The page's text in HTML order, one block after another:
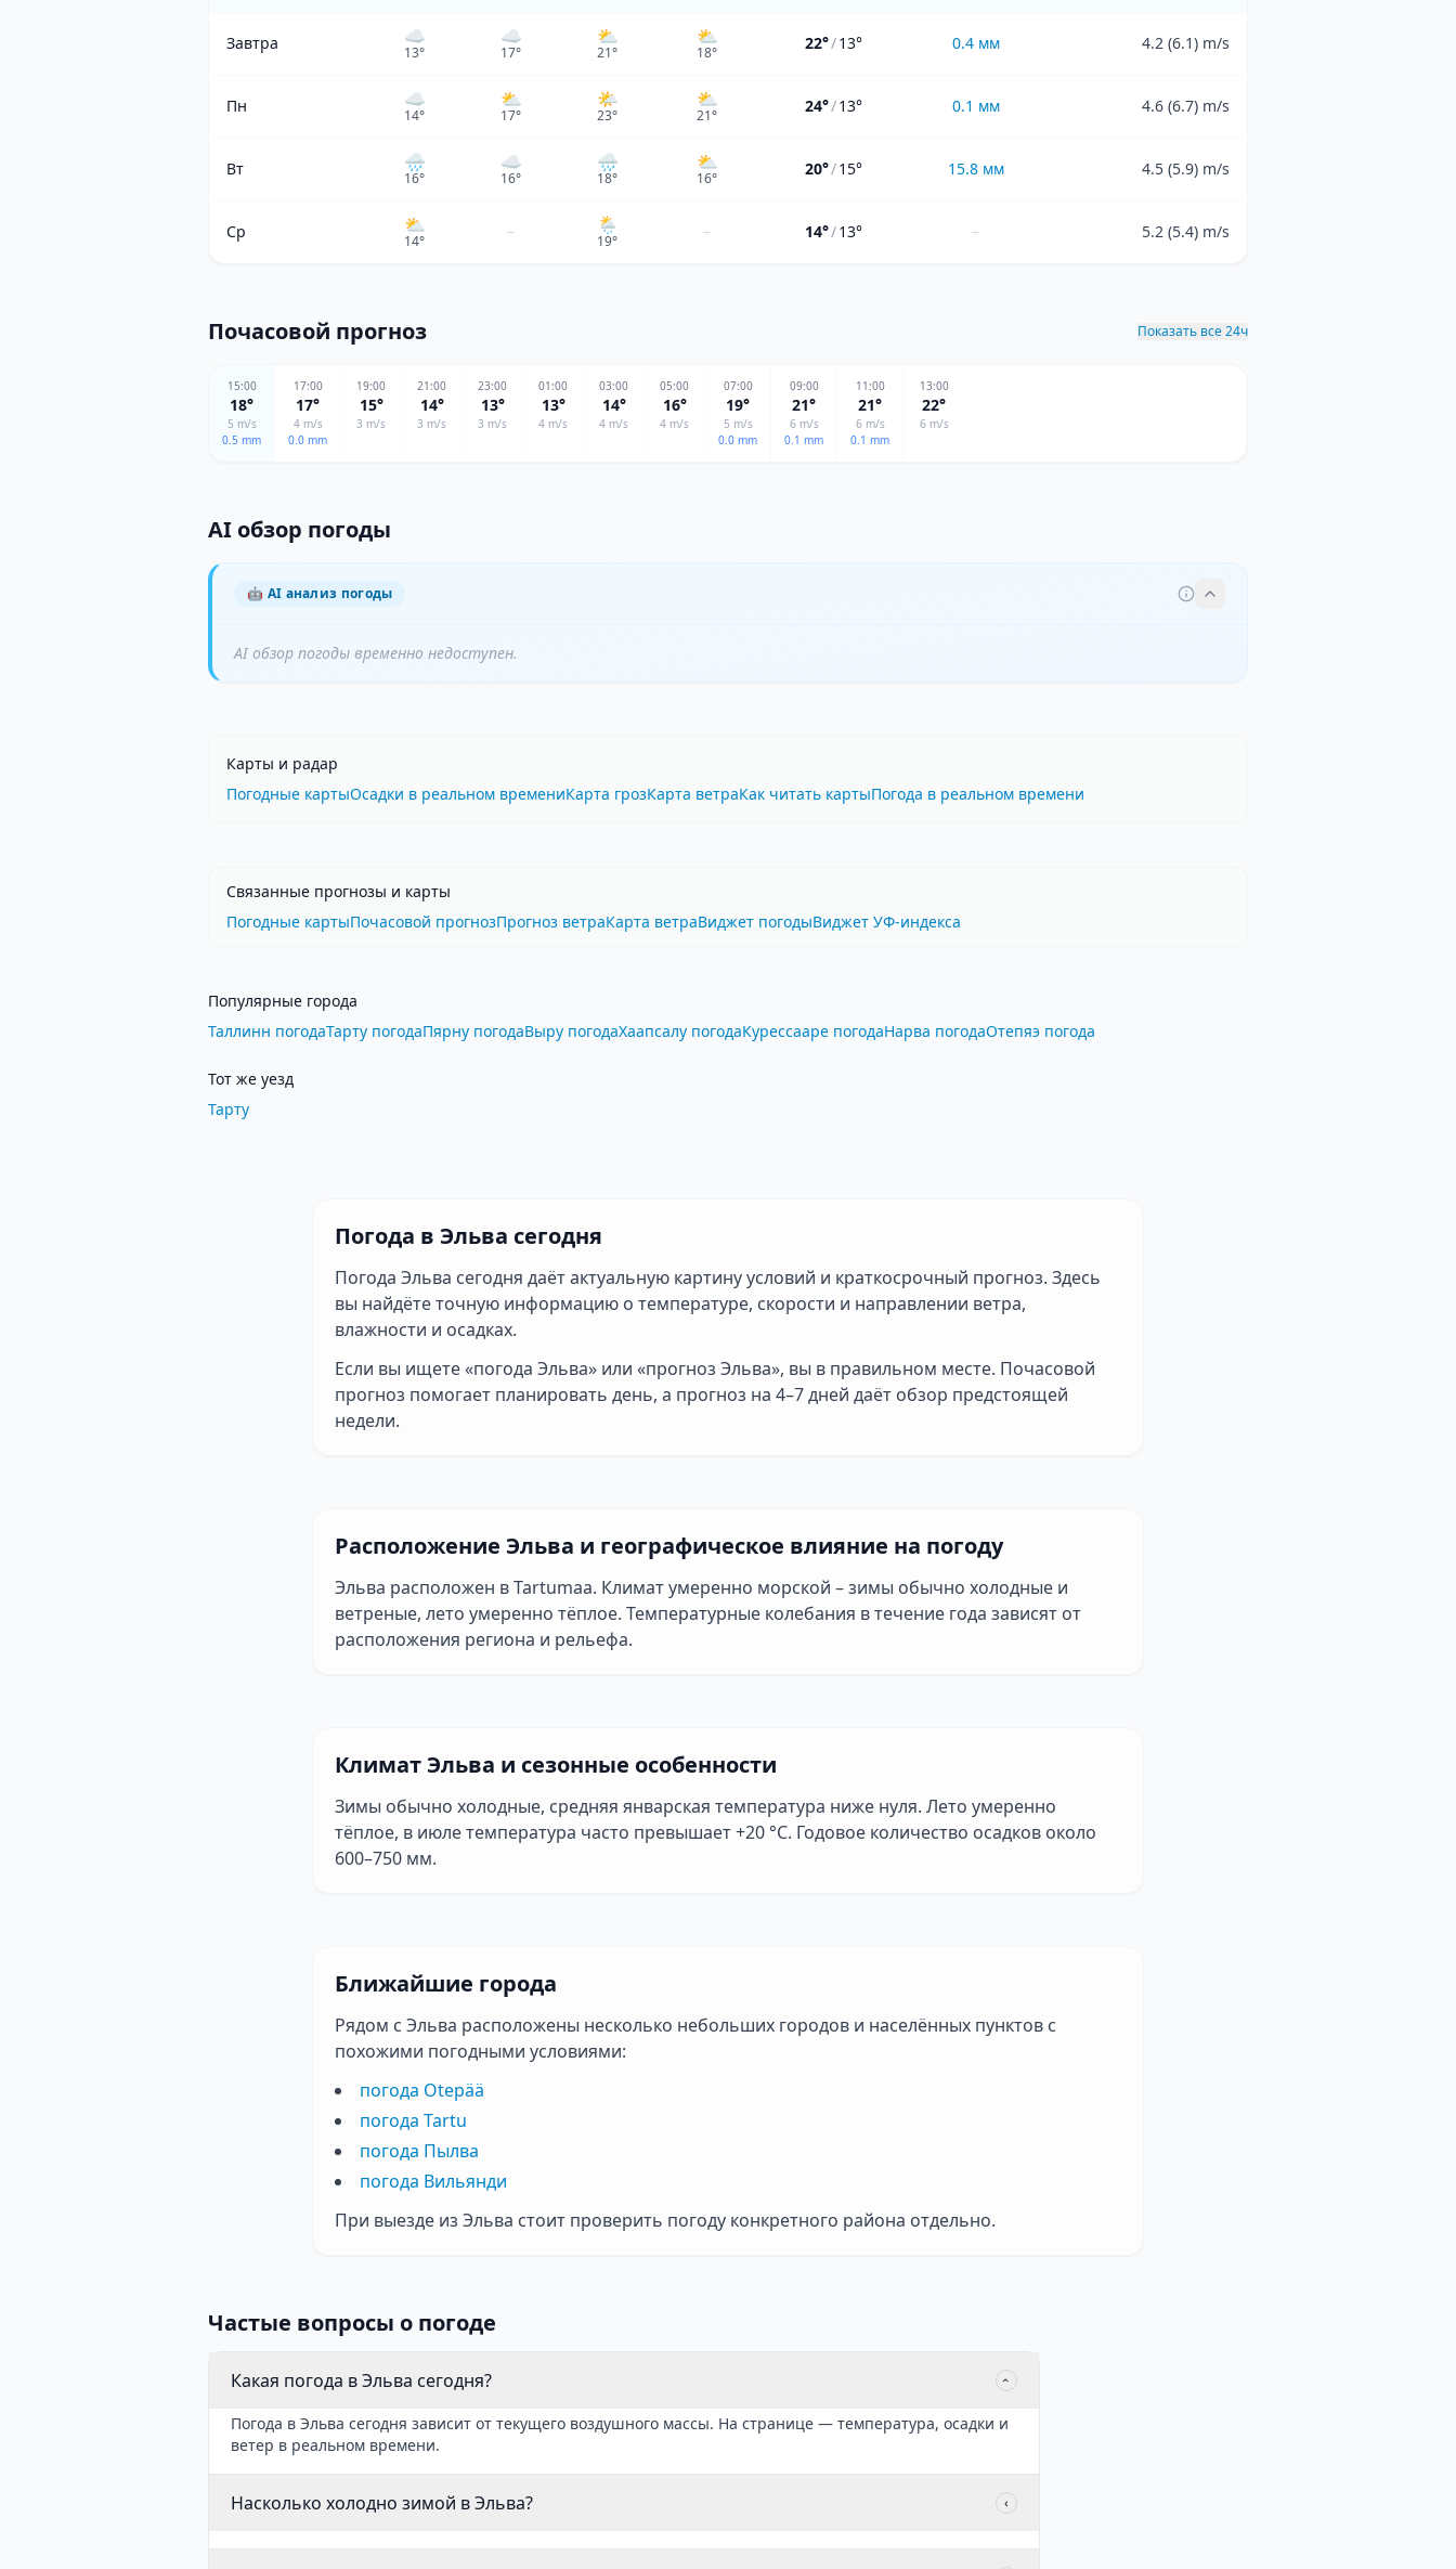
Завтра ☁️
13°
☁️
17°
⛅
21°
⛅
18° 22°/13° 0.4 мм 4.2 (6.1) m/s
Пн ☁️
14°
⛅
17°
🌤️
23°
⛅
21° 24°/13° 0.1 мм 4.6 (6.7) m/s
Вт 🌧️
16°
☁️
16°
🌧️
18°
⛅
16° 20°/15° 15.8 мм 4.5 (5.9) m/s
Ср ⛅
14° – 🌦
19° – 14°/13° – 5.2 (5.4) m/s
Почасовой прогноз Показать все 24ч
15:00
18°
5 m/s
0.5 mm
17:00
17°
4m/s
0.0 mm
19:00
15°
3 m/s
21:00
14°
3 m/s
23:00
13°
3 m/s
01:00
13°
4 m/s
03:00
14°
4 m/s
05:00
16°
4 m/s
07:00
19°
5 m/s
0.0 mm
09:00
21°
6 m/s
0.1 mm
11:00
21°
6 m/s
0.1 mm
13:00
22°
6 m/s
AI обзор погоды
🤖 AI анализ погоды
AI обзор погоды временно недоступен.
Карты и радар
Погодные картыОсадки в реальном времениКарта грозКарта ветраКак читать картыПогода в реальном времени
Связанные прогнозы и карты
Погодные картыПочасовой прогнозПрогноз ветраКарта ветраВиджет погодыВиджет УФ-индекса
Популярные города
Таллинн погодаТарту погодаПярну погодаВыру погодаХаапсалу погодаКурессааре погодаНарва погодаОтепяэ погода
Тот же уезд
Тарту
Погода в Эльва сегодня
Погода Эльва сегодня даёт актуальную картину условий и краткосрочный прогноз. Здесь
вы найдёте точную информацию о температуре, скорости и направлении ветра,
влажности и осадках.
Если вы ищете «погода Эльва» или «прогноз Эльва», вы в правильном месте. Почасовой
прогноз помогает планировать день, а прогноз на 4–7 дней даёт обзор предстоящей
недели.
Расположение Эльва и географическое влияние на погоду
Эльва расположен в Tartumaa. Климат умеренно морской – зимы обычно холодные и
ветреные, лето умеренно тёплое. Температурные колебания в течение года зависят от
расположения региона и рельефа.
Климат Эльва и сезонные особенности
Зимы обычно холодные, средняя январская температура ниже нуля. Лето умеренно
тёплое, в июле температура часто превышает +20 °C. Годовое количество осадков около
600–750 мм.
Ближайшие города
Рядом с Эльва расположены несколько небольших городов и населённых пунктов с
похожими погодными условиями:
погода Otepää
погода Tartu
погода Пылва
погода Вильянди
При выезде из Эльва стоит проверить погоду конкретного района отдельно.
Частые вопросы о погоде
Какая погода в Эльва сегодня? ‹
Погода в Эльва сегодня зависит от текущего воздушного массы. На странице — температура, осадки и
ветер в реальном времени.
Насколько холодно зимой в Эльва? ‹